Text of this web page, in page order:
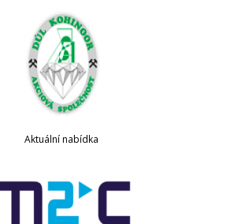
Aktuální nabídka